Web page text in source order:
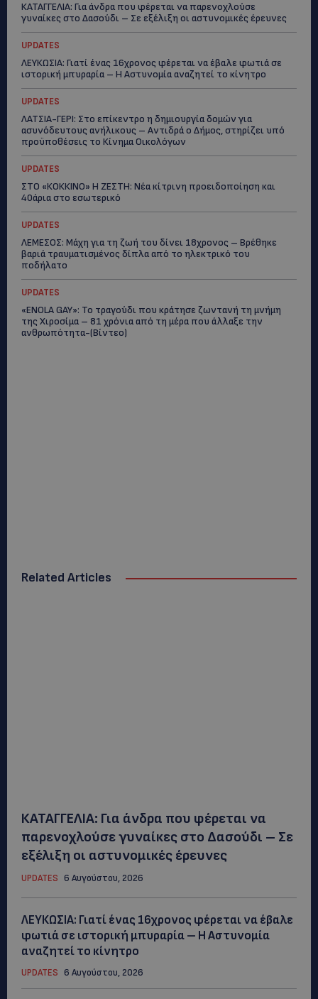
ΚΑΤΑΓΓΕΛΙΑ: Για άνδρα που φέρεται να παρενοχλούσε
γυναίκες στο Δασούδι – Σε εξέλιξη οι αστυνομικές έρευνες
UPDATES
ΛΕΥΚΩΣΙΑ: Γιατί ένας 16χρονος φέρεται να έβαλε φωτιά σε
ιστορική μπυραρία – Η Αστυνομία αναζητεί το κίνητρο
UPDATES
ΛΑΤΣΙΑ-ΓΕΡΙ: Στο επίκεντρο η δημιουργία δομών για
ασυνόδευτους ανήλικους – Αντιδρά ο Δήμος, στηρίζει υπό
προϋποθέσεις το Κίνημα Οικολόγων
UPDATES
ΣΤΟ «ΚΟΚΚΙΝΟ» Η ΖΕΣΤΗ: Νέα κίτρινη προειδοποίηση και
40άρια στο εσωτερικό
UPDATES
ΛΕΜΕΣΟΣ: Μάχη για τη ζωή του δίνει 18χρονος – Βρέθηκε
βαριά τραυματισμένος δίπλα από το ηλεκτρικό του
ποδήλατο
UPDATES
«ENOLA GAY»: Το τραγούδι που κράτησε ζωντανή τη μνήμη
της Χιροσίμα – 81 χρόνια από τη μέρα που άλλαξε την
ανθρωπότητα-(Bίντεο)
Related Articles
ΚΑΤΑΓΓΕΛΙΑ: Για άνδρα που φέρεται να
παρενοχλούσε γυναίκες στο Δασούδι – Σε
εξέλιξη οι αστυνομικές έρευνες
UPDATES 6 Αυγούστου, 2026
ΛΕΥΚΩΣΙΑ: Γιατί ένας 16χρονος φέρεται να έβαλε
φωτιά σε ιστορική μπυραρία – Η Αστυνομία
αναζητεί το κίνητρο
UPDATES 6 Αυγούστου, 2026